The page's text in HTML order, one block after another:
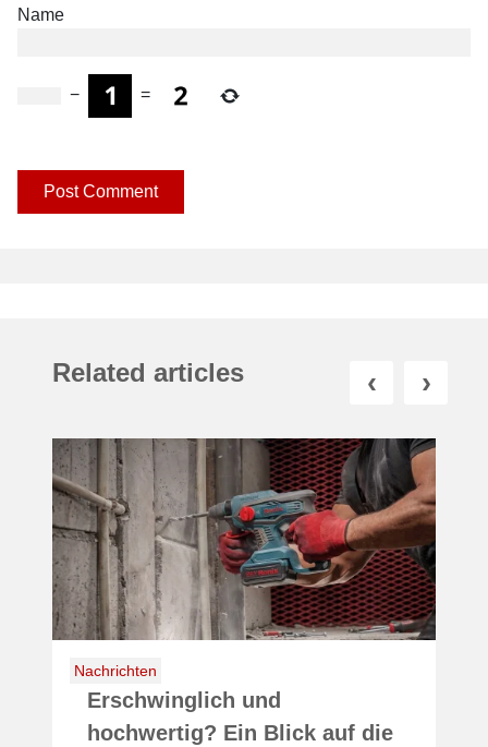
Name
− =
Related articles
Nachrichten
Mehr Marge, weniger Kosten:
Warum sich Ronix für
‹ ›